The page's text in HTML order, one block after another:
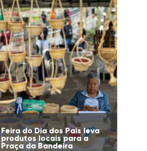
Feira do Dia dos Pais leva
produtos locais para a
Praça da Bandeira